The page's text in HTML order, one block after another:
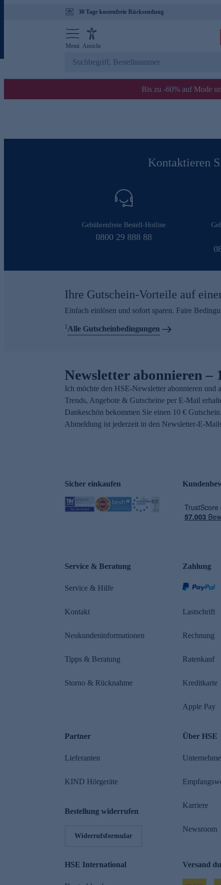
30 Tage kostenfreie Rücksendung
Menü Ansicht
Bis zu -60% auf Mode
Kontaktieren
Gebührenfreie Bestell-Hotline
0800 29 888 88
Ihre Gutschein-Vorteile auf
Einfach einlösen und sofort sparen. Faire
1Alle Gutscheinbedingungen
Newsletter abonnieren –
Ich möchte den HSE-Newsletter abonnieren und
Trends, Angebote & Gutscheine per E-Mail
Dankeschön bekommen Sie einen 10 €
Abmeldung ist jederzeit in den Newsletter-E-
Sicher einkaufen
Service & Beratung
Service & Hilfe
Kontakt
Neukundeninformationen
Tipps & Beratung
Storno & Rücknahme
Zahlung
Lastschrift
Rechnung
Ratenkauf
Kreditkarte
Apple Pay
Partner
Lieferanten
KIND Hörgeräte
Bestellung widerrufen
Widerrufsformular
Über HSE
Karriere
Newsroom
HSE International Versand